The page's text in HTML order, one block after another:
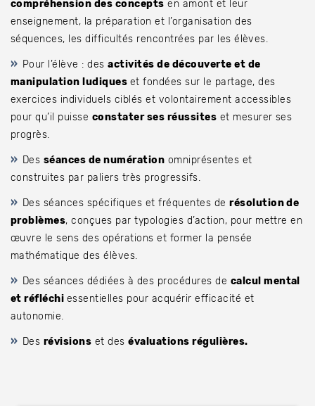
Recevez des informations sur nos nouveautés
compréhension des concepts en amont et leur
enseignement, la préparation et l’organisation des
séquences, les difficultés rencontrées par les élèves.
Pour l’élève : desactivités de découverte et de
manipulation ludiques et fondées sur le partage, des
exercices individuels ciblés et volontairement accessibles
pour qu’il puisse constater ses réussites et mesurer ses
progrès.
Des séances de numération omniprésentes et
construites par paliers très progressifs.
Des séances spécifiques et fréquentes derésolution de
problèmes, conçues par typologies d’action, pour mettre en
œuvre le sens des opérations et former la pensée
mathématique des élèves.
Des séances dédiées à des procédures de calcul mental
et réfléchi essentielles pour acquérir efficacité et
autonomie.
Des révisions et desévaluations régulières.